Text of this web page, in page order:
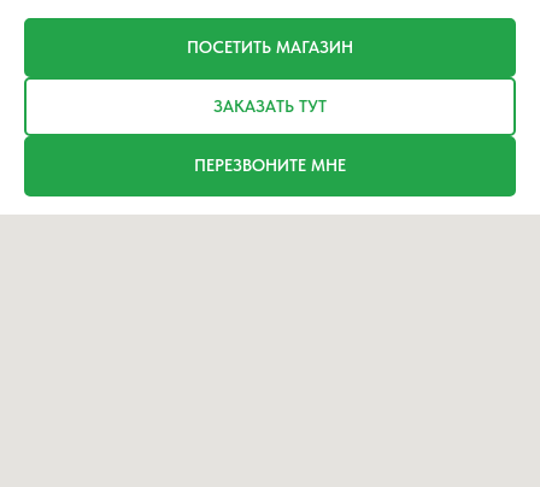
ПОСЕТИТЬ МАГАЗИН
ЗАКАЗАТЬ ТУТ
ПЕРЕЗВОНИТЕ МНЕ